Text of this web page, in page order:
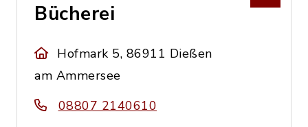
Bücherei
Hofmark 5, 86911 Dießen
am Ammersee
08807 2140610